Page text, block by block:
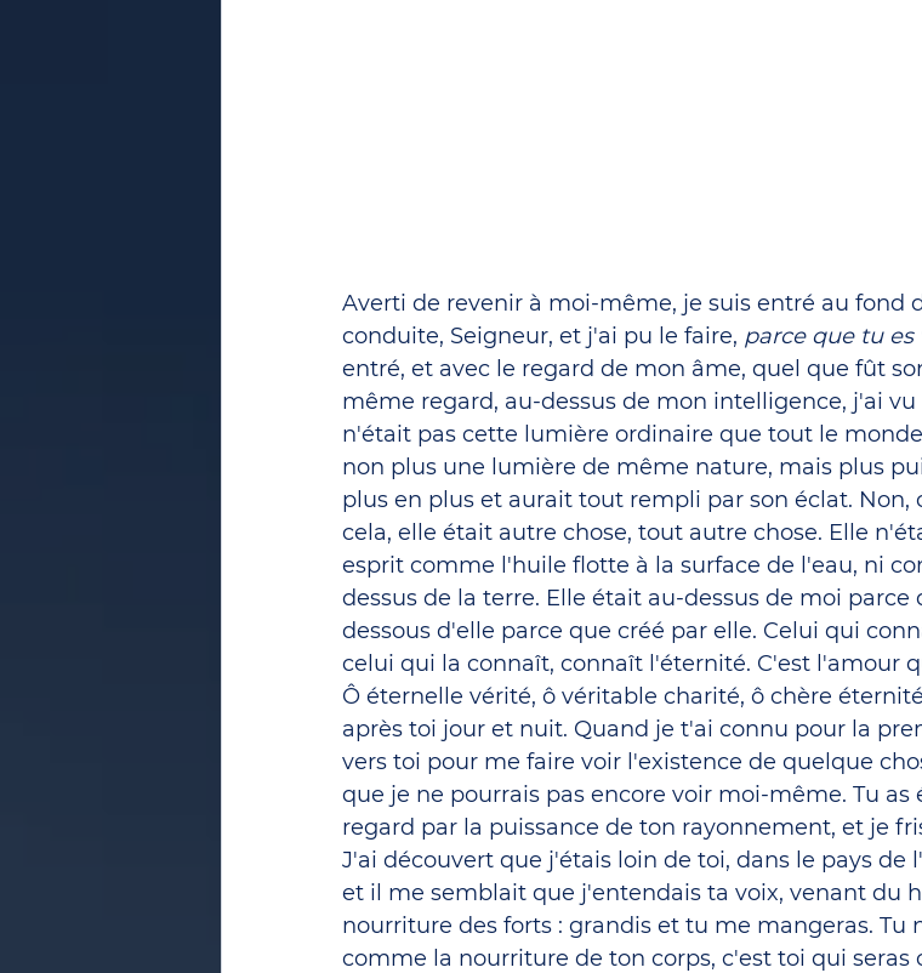
Averti de revenir à moi-même, je suis entré au fond
conduite, Seigneur, et j'ai pu le faire, parce que tu es
entré, et avec le regard de mon âme, quel que fût
même regard, au-dessus de mon intelligence, j'ai
n'était pas cette lumière ordinaire que tout le
non plus une lumière de même nature, mais plus
plus en plus et aurait tout rempli par son éclat.
cela, elle était autre chose, tout autre chose. Elle
esprit comme l'huile flotte à la surface de l'eau, ni
dessus de la terre. Elle était au-dessus de moi
dessous d'elle parce que créé par elle. Celui qui
celui qui la connaît, connaît l'éternité. C'est l'amour
Ô éternelle vérité, ô véritable charité, ô chère
après toi jour et nuit. Quand je t'ai connu pour la
vers toi pour me faire voir l'existence de quelque
que je ne pourrais pas encore voir moi-même. Tu as
regard par la puissance de ton rayonnement, et je
J'ai découvert que j'étais loin de toi, dans le pays de
et il me semblait que j'entendais ta voix, venant du
nourriture des forts : grandis et tu me mangeras. Tu
comme la nourriture de ton corps, c'est toi qui seras